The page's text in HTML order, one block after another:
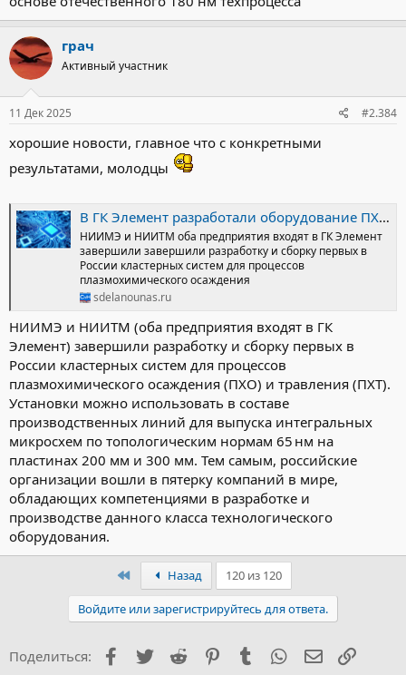
грач
Активный участник
11 Дек 2025 #2.384
хорошие новости, главное что с конкретными
результатами, молодцы
В ГК Элемент разработали оборудование ПХО и ПХТ для техпроцессов вплоть до 65нм на пластинах 300мм в блоге Электроника электротехника и приборы / / Сделано у нас
НИИМЭ и НИИТМ оба предприятия входят в ГК Элемент
завершили завершили разработку и сборку первых в
России кластерных систем для процессов
плазмохимического осаждения
sdelanounas.ru
НИИМЭ и НИИТМ (оба предприятия входят в ГК
Элемент) завершили разработку и сборку первых в
России кластерных систем для процессов
плазмохимического осаждения (ПХО) и травления (ПХТ).
Установки можно использовать в составе
производственных линий для выпуска интегральных
микросхем по топологическим нормам 65 нм на
пластинах 200 мм и 300 мм. Тем самым, российские
организации вошли в пятерку компаний в мире,
обладающих компетенциями в разработке и
производстве данного класса технологического
оборудования.
ПервыйНазад 120 из 120
Войдите или зарегистрируйтесь для ответа.
Поделиться: Facebook
Twitter Reddit PinterestTumblr WhatsApp